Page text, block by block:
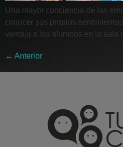
Una mayor conciencia de las
conocer sus propios
ventaja a los alumnos en la sala
← Anterior